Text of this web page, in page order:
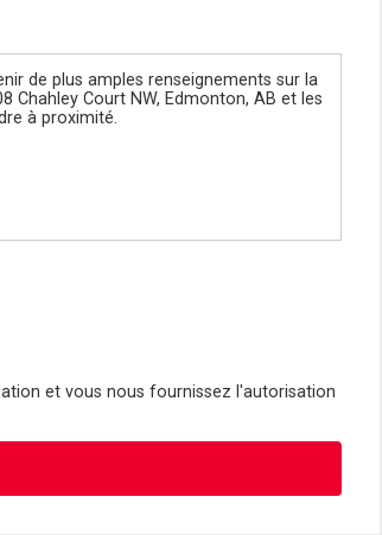
et vous nous fournissez l'autorisation